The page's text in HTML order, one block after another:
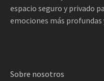
espacio seguro y privado
emociones más profundas
Sobre nosotros